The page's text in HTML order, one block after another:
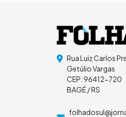
Rua Luiz Carlos
Getúlio Vargas
CEP: 96412-720
BAGÉ / RS